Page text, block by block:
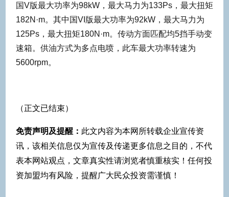
国V版最大功率为98kW，最大马力为133Ps，最大扭矩
182N·m。其中国VI版最大功率为92kW，最大马力为
125Ps，最大扭矩180N·m。传动方面匹配均5挡手动变
速箱。供油方式为多点电喷，此车最大功率转速为
5600rpm。
（正文已结束）
免责声明及提醒： 此文内容为本网所转载企业宣传资
讯，该相关信息仅为宣传及传递更多信息之目的，不代
表本网站观点，文章真实性请浏览者慎重核实！任何投
资加盟均有风险，提醒广大民众投资需谨慎！